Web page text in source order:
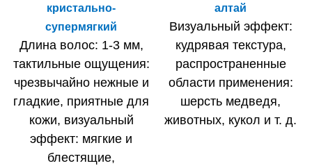
кристально-
супермягкий
Длина волос: 1-3 мм,
тактильные ощущения:
чрезвычайно нежные и
гладкие, приятные для
кожи, визуальный
эффект: мягкие и
блестящие,
алтай
Визуальный эффект:
кудрявая текстура,
распространенные
области применения:
шерсть медведя,
животных, кукол и т. д.